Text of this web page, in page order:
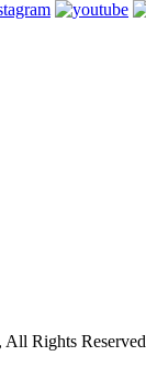
Rights Reserved